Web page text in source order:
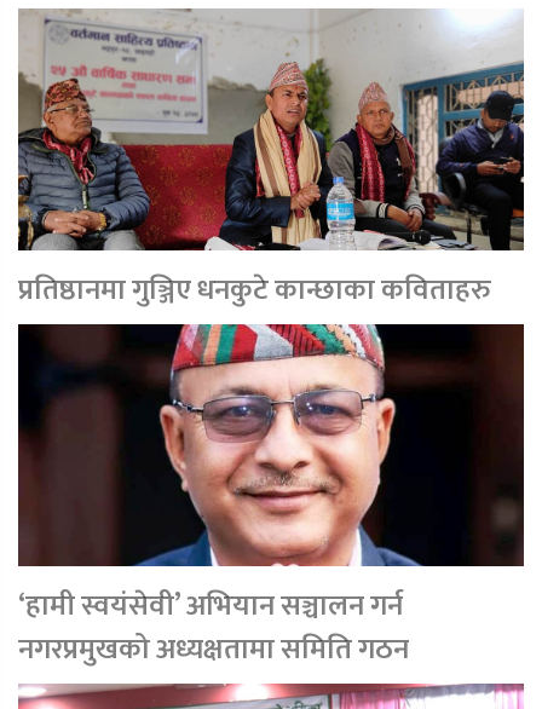
प्रतिष्ठानमा गुञ्जिए धनकुटे कान्छाका कविताहरु
‘हामी स्वयंसेवी’ अभियान सञ्चालन गर्न
नगरप्रमुखको अध्यक्षतामा समिति गठन